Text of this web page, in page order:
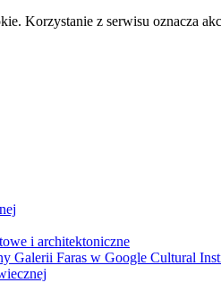
Korzystanie z serwisu oznacza
i architektoniczne
Galerii Faras w Google Cultural